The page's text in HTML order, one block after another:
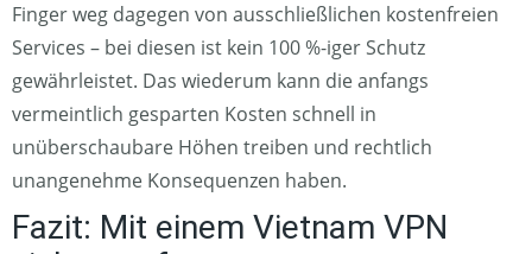
Finger weg dagegen von ausschließlichen kostenfreien
Services – bei diesen ist kein 100 %-iger Schutz
gewährleistet. Das wiederum kann die anfangs
vermeintlich gesparten Kosten schnell in
unüberschaubare Höhen treiben und rechtlich
unangenehme Konsequenzen haben.
Fazit: Mit einem Vietnam VPN